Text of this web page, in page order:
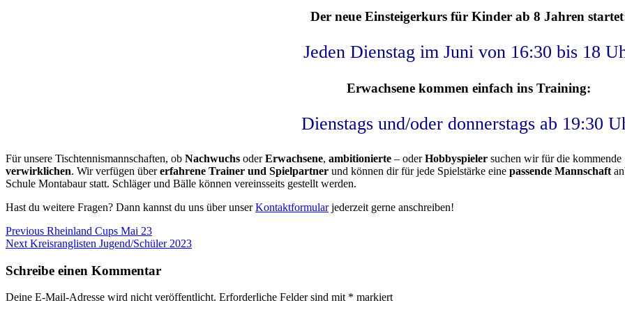
Der neue Einsteigerkurs für Kinder ab 8 Jahren
Jeden Dienstag im Juni von 16:30 bis 18
Erwachsene kommen einfach ins Training:
Dienstags und/oder donnerstags ab 19:30
Für unsere Tischtennismannschaften, ob Nachwuchs oderErwachsene, ambitionierte – oderHobbyspieler suchen wir für die
verwirklichen. Wir verfügen übererfahrene Trainer und Spielpartner und können dir für jede Spielstärke eine passende Mannschaft
Schule Montabaur statt. Schläger und Bälle können vereinsseits gestellt werden.
Hast du weitere Fragen? Dann kannst du uns über unserKontaktformularjederzeit gerne anschreiben!
Beitragsnavigation
Previous Previous
post:
Rheinland Cups Mai 23
Next Next
Kreisranglisten Jugend/Schüler 2023
Schreibe einen Kommentar
Deine E-Mail-Adresse wird nicht veröffentlicht. Erforderliche Felder sind mit * markiert